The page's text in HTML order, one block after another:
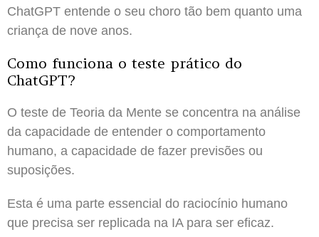
ChatGPT entende o seu choro tão bem quanto uma
criança de nove anos.
Como funciona o teste prático do
ChatGPT?
O teste de Teoria da Mente se concentra na análise
da capacidade de entender o comportamento
humano, a capacidade de fazer previsões ou
suposições.
Esta é uma parte essencial do raciocínio humano
que precisa ser replicada na IA para ser eficaz.